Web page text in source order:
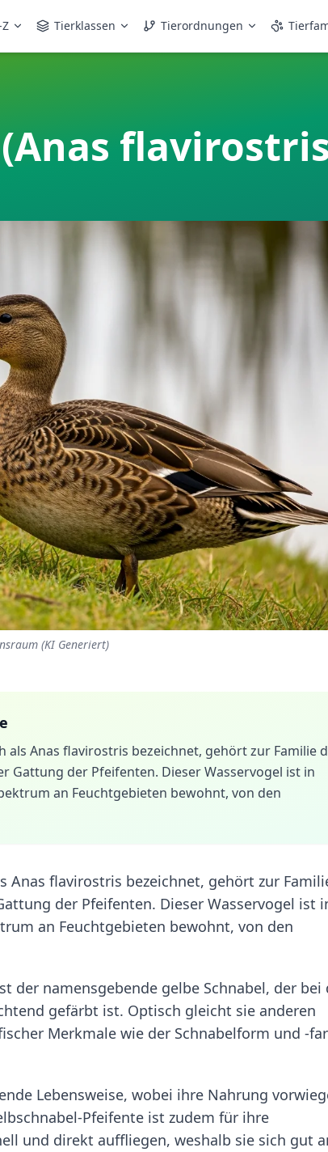
Tierklassen Tierordnungen
(KI Generiert)
als Anas flavirostris bezeichnet, gehört zur Familie
Gattung der Pfeifenten. Dieser Wasservogel ist in
an Feuchtgebieten bewohnt, von den
Anas flavirostris bezeichnet, gehört zur
der Pfeifenten. Dieser Wasservogel ist
an Feuchtgebieten bewohnt, von den
der namensgebende gelbe Schnabel, der bei
gefärbt ist. Optisch gleicht sie anderen
Merkmale wie der Schnabelform und -
Lebensweise, wobei ihre Nahrung
Pfeifente ist zudem für ihre
und direkt auffliegen, weshalb sie sich gut